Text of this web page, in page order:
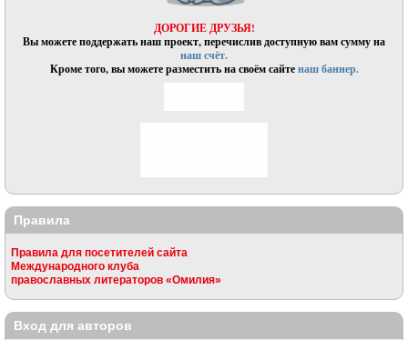
ДОРОГИЕ ДРУЗЬЯ!
Вы можете поддержать наш проект, перечислив доступную вам сумму на
наш счёт.
Кроме того, вы можете разместить на своём сайтенаш баннер.
Правила
Правила для посетителей сайта
Международного клуба
православных литераторов «Омилия»
Вход для авторов